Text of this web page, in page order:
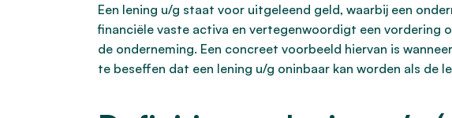
Een lening u/g staat voor uitgeleend geld, waarbij een
financiële vaste activa en vertegenwoordigt een vordering
de onderneming. Een concreet voorbeeld hiervan is
te beseffen dat een lening u/g oninbaar kan worden als de